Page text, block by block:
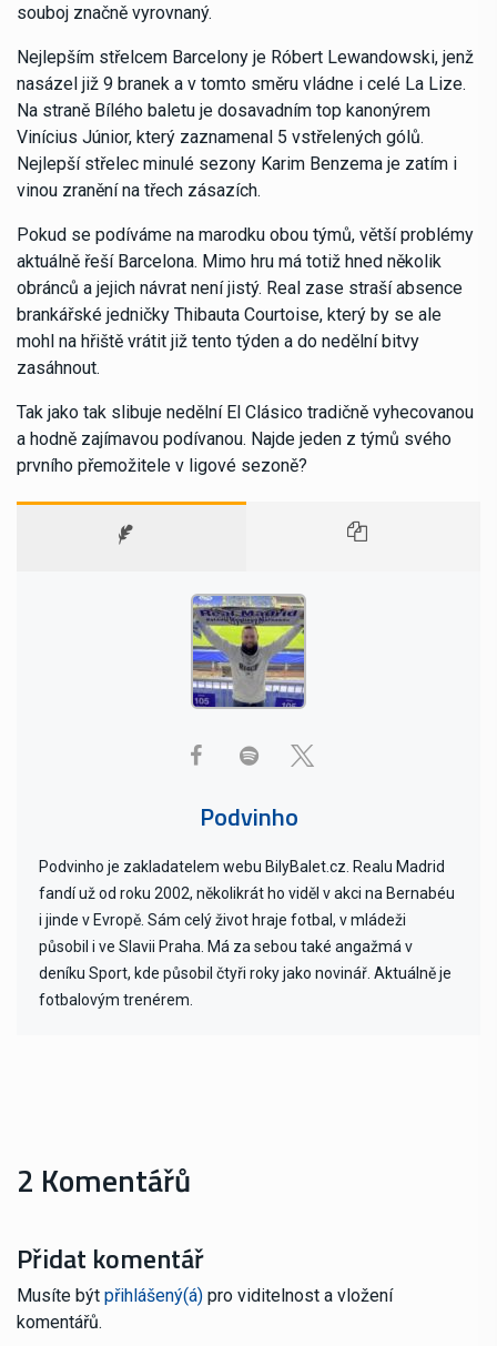
souboj značně vyrovnaný.
Nejlepším střelcem Barcelony je Róbert Lewandowski, jenž
nasázel již 9 branek a v tomto směru vládne i celé La Lize.
Na straně Bílého baletu je dosavadním top kanonýrem
Vinícius Júnior, který zaznamenal 5 vstřelených gólů.
Nejlepší střelec minulé sezony Karim Benzema je zatím i
vinou zranění na třech zásazích.
Pokud se podíváme na marodku obou týmů, větší problémy
aktuálně řeší Barcelona. Mimo hru má totiž hned několik
obránců a jejich návrat není jistý. Real zase straší absence
brankářské jedničky Thibauta Courtoise, který by se ale
mohl na hřiště vrátit již tento týden a do nedělní bitvy
zasáhnout.
Tak jako tak slibuje nedělní El Clásico tradičně vyhecovanou
a hodně zajímavou podívanou. Najde jeden z týmů svého
prvního přemožitele v ligové sezoně?
Podvinho
Podvinho je zakladatelem webu BilyBalet.cz. Realu Madrid
fandí už od roku 2002, několikrát ho viděl v akci na Bernabéu
i jinde v Evropě. Sám celý život hraje fotbal, v mládeži
působil i ve Slavii Praha. Má za sebou také angažmá v
deníku Sport, kde působil čtyři roky jako novinář. Aktuálně je
fotbalovým trenérem.
2 Komentářů
Přidat komentář
Musíte být přihlášený(á) pro viditelnost a vložení
komentářů.